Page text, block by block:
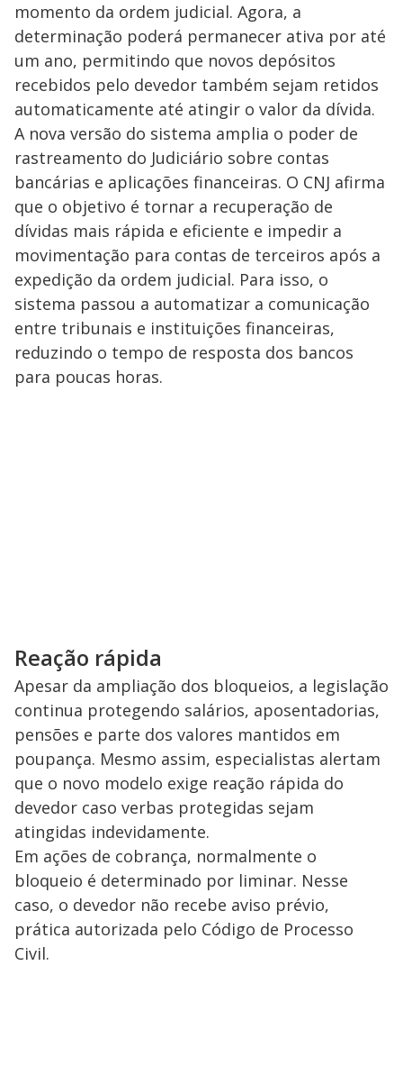
momento da ordem judicial. Agora, a
determinação poderá permanecer ativa por até
um ano, permitindo que novos depósitos
recebidos pelo devedor também sejam retidos
automaticamente até atingir o valor da dívida.
A nova versão do sistema amplia o poder de
rastreamento do Judiciário sobre contas
bancárias e aplicações financeiras. O CNJ afirma
que o objetivo é tornar a recuperação de
dívidas mais rápida e eficiente e impedir a
movimentação para contas de terceiros após a
expedição da ordem judicial. Para isso, o
sistema passou a automatizar a comunicação
entre tribunais e instituições financeiras,
reduzindo o tempo de resposta dos bancos
para poucas horas.
Reação rápida
Apesar da ampliação dos bloqueios, a legislação
continua protegendo salários, aposentadorias,
pensões e parte dos valores mantidos em
poupança. Mesmo assim, especialistas alertam
que o novo modelo exige reação rápida do
devedor caso verbas protegidas sejam
atingidas indevidamente.
Em ações de cobrança, normalmente o
bloqueio é determinado por liminar. Nesse
caso, o devedor não recebe aviso prévio,
prática autorizada pelo Código de Processo
Civil.